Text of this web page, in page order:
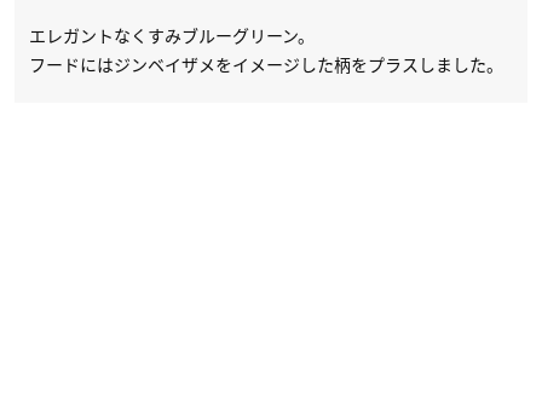
エレガントなくすみブルーグリーン。
フードにはジンベイザメをイメージした柄をプラスしました。